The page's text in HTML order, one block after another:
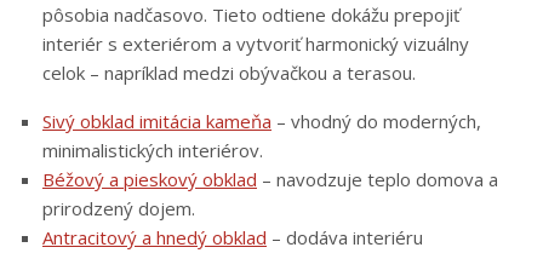
pôsobia nadčasovo. Tieto odtiene dokážu prepojiť
interiér s exteriérom a vytvoriť harmonický vizuálny
celok – napríklad medzi obývačkou a terasou.
Sivý obklad imitácia kameňa – vhodný do moderných,
minimalistických interiérov.
Béžový a pieskový obklad – navodzuje teplo domova a
prirodzený dojem.
Antracitový a hnedý obklad – dodáva interiéru